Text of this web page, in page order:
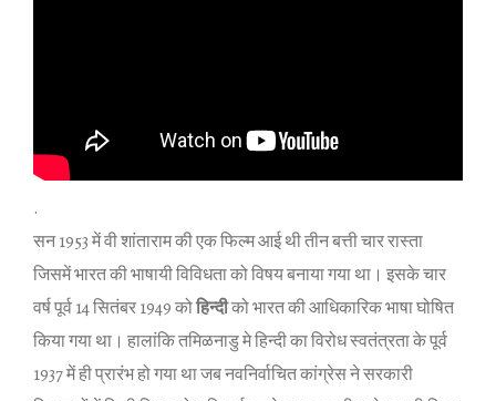
.
सन 1953 में वी शांताराम की एक फिल्‍म आई थी तीन बत्ती चार रास्‍ता
जिसमें भारत की भाषायी विविधता को विषय बनाया गया था। इसके चार
वर्ष पूर्व 14 सितंबर 1949 कोहिन्‍दीको भारत की आधिकारिक भाषा घोषित
किया गया था। हालांकि तमिळनाडु मे हिन्‍दी का विरोध स्‍वतंत्रता के पूर्व
1937 में ही प्रारंभ हो गया था जब नवनिर्वाचित कांग्रेस ने सरकारी